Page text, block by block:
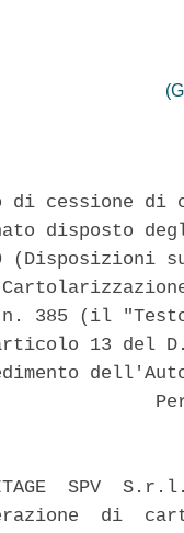
di cessione
disposto
(Disposizioni
n. 385 (il
13 del
SPV
di